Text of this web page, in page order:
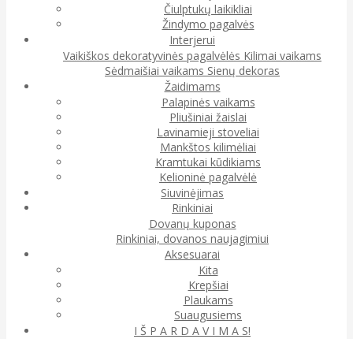
Čiulptukų laikikliai
Žindymo pagalvės
Interjerui
Vaikiškos dekoratyvinės pagalvėlės Kilimai vaikams
Sėdmaišiai vaikams Sienų dekoras
Žaidimams
Palapinės vaikams
Pliušiniai žaislai
Lavinamieji stoveliai
Mankštos kilimėliai
Kramtukai kūdikiams
Kelioninė pagalvėlė
Siuvinėjimas
Rinkiniai
Dovanų kuponas
Rinkiniai, dovanos naujagimiui
Aksesuarai
Kita
Krepšiai
Plaukams
Suaugusiems
I Š P A R D A V I M A S!